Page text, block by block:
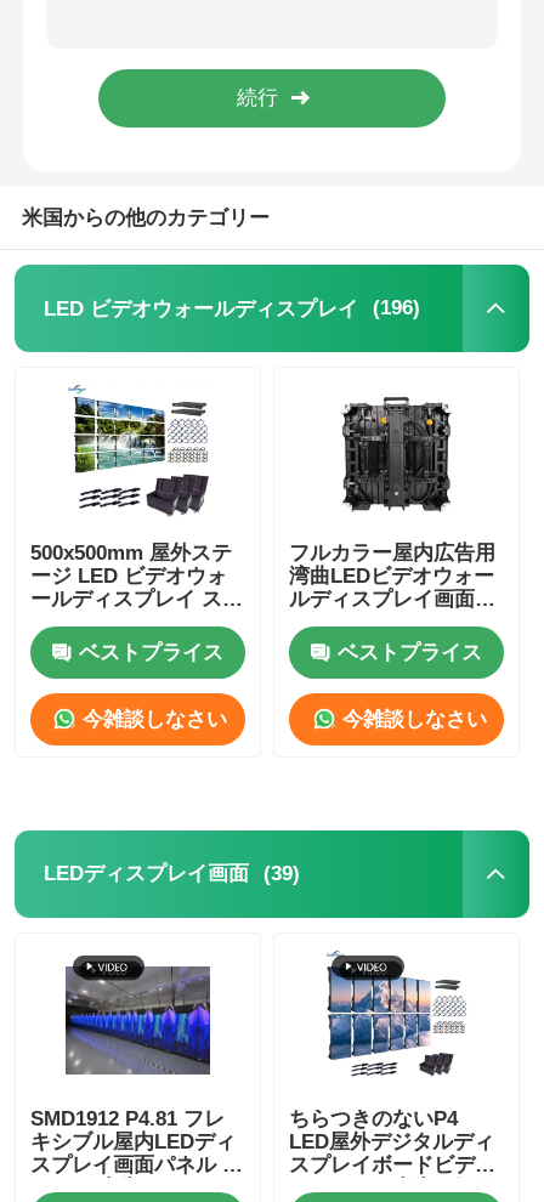
引金 を 求め て ください
LEDディスプレイ画面
コンサートLEDスクリーン
コブLEDビデオ壁
SMD LEDスクリーン
屋外用LEDディスプレイボード
米国からの他のカテゴリー
LED ビデオウォールディスプレイ (196)
500x500mm 屋外ステ
ージ LED ビデオウォ
ールディスプレイ スク
リーンパネル P3.91
ベストプライス
今雑談しなさい
フルカラー屋内広告用
湾曲LEDビデオウォー
ルディスプレイ画面レ
ンタル 800mcd-
1000mcdベストプライス
今雑談しなさい
LEDディスプレイ画面 (39)
SMD1912 P4.81 フレ
キシブル屋内LEDディ
スプレイ画面パネル レ
ンタル 広告イベント用
ちらつきのないP4
LED屋外デジタルディ
スプレイボードビデオ
ウォール、広告用軽量